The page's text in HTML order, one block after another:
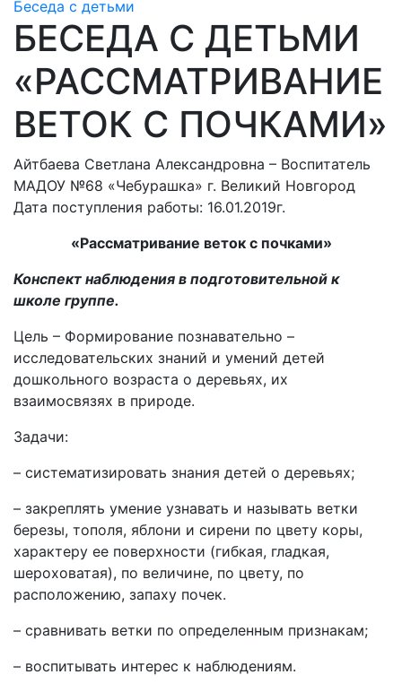
Беседа с детьми
БЕСЕДА С ДЕТЬМИ
«РАССМАТРИВАНИЕ
ВЕТОК С ПОЧКАМИ»
Айтбаева Светлана Александровна – Воспитатель
МАДОУ №68 «Чебурашка» г. Великий Новгород
Дата поступления работы: 16.01.2019г.
«Рассматривание веток с почками»
Конспект наблюдения в подготовительной к
школе группе.
Цель – Формирование познавательно –
исследовательских знаний и умений детей
дошкольного возраста о деревьях, их
взаимосвязях в природе.
Задачи:
– систематизировать знания детей о деревьях;
– закреплять умение узнавать и называть ветки
березы, тополя, яблони и сирени по цвету коры,
характеру ее поверхности (гибкая, гладкая,
шероховатая), по величине, по цвету, по
расположению, запаху почек.
– сравнивать ветки по определенным признакам;
– воспитывать интерес к наблюдениям.